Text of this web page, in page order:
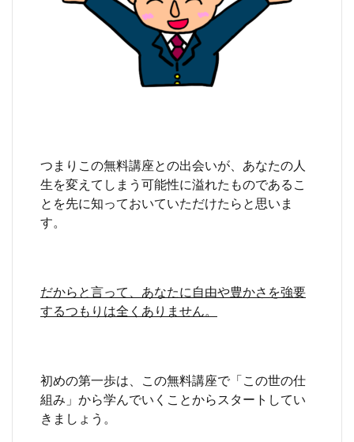
つまりこの無料講座との出会いが、あなたの人
生を変えてしまう可能性に溢れたものであるこ
とを先に知っておいていただけたらと思いま
す。
だからと言って、あなたに自由や豊かさを強要
するつもりは全くありません。
初めの第一歩は、この無料講座で「この世の仕
組み」から学んでいくことからスタートしてい
きましょう。